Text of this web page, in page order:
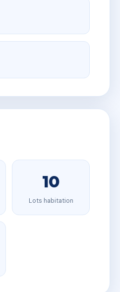
10
Lots habitation